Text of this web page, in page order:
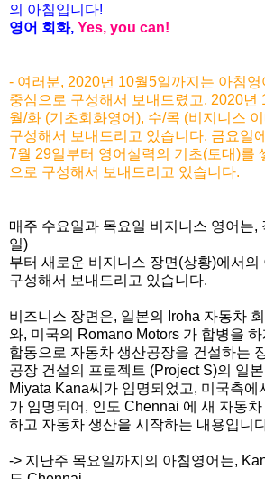
의 아침입니다!
영어 회화, Yes, you can!
- 여러분, 2020년 10월5일까지는 아침영
중심으로 구성해서 보내드렸고, 2020년
월/화 (기초회화영어), 수/목 (비지니스
구성해서 보내드리고 있습니다. 금요일
7월 29일부터 영어실력의 기초(토대)를
으로 구성해서 보내드리고 있습니다.
매주 수요일과 목요일 비지니스 영어는,
일)
부터 새로운 비지니스 장면(상황)에서의
구성해서 보내드리고 있습니다.
비즈니스 장면은, 일본의 Iroha 자동차
와, 미국의 Romano Motors 가 합병을
합동으로 자동차 생산공장을 건설하는
공장 건설의 프로젝트 (Project S)의 일
Miyata Kana씨가 임명되었고, 미국측에
가 임명되어, 인도 Chennai 에 새 자동
하고 자동차 생산을 시작하는 내용입니
-> 지난주 목요일까지의 아침영어는,